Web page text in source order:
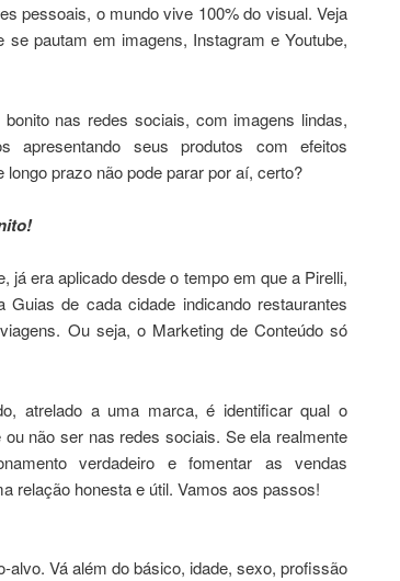
pessoais, o mundo vive 100% do visual. Veja
pautam em imagens, Instagram e Youtube,
nas redes sociais, com imagens lindas,
apresentando seus produtos com efeitos
prazo não pode parar por aí, certo?
já era aplicado desde o tempo em que a Pirelli,
de cada cidade indicando restaurantes
Ou seja, o Marketing de Conteúdo só
atrelado a uma marca, é identificar qual o
não ser nas redes sociais. Se ela realmente
verdadeiro e fomentar as vendas
relação honesta e útil. Vamos aos passos!
Vá além do básico, idade, sexo, profissão